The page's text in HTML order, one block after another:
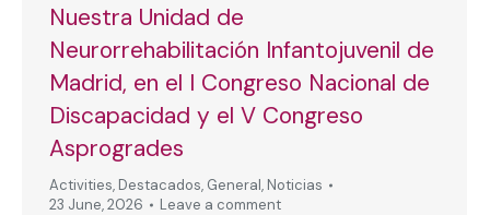
Nuestra Unidad de
Neurorrehabilitación Infantojuvenil de
Madrid, en el I Congreso Nacional de
Discapacidad y el V Congreso
Asprogrades
Activities, Destacados, General, Noticias
23 June, 2026
Leave a comment